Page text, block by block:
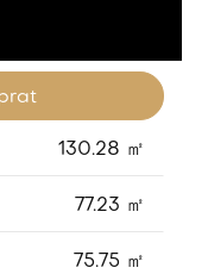
130.28 ㎡
77.23 ㎡
75.75 ㎡